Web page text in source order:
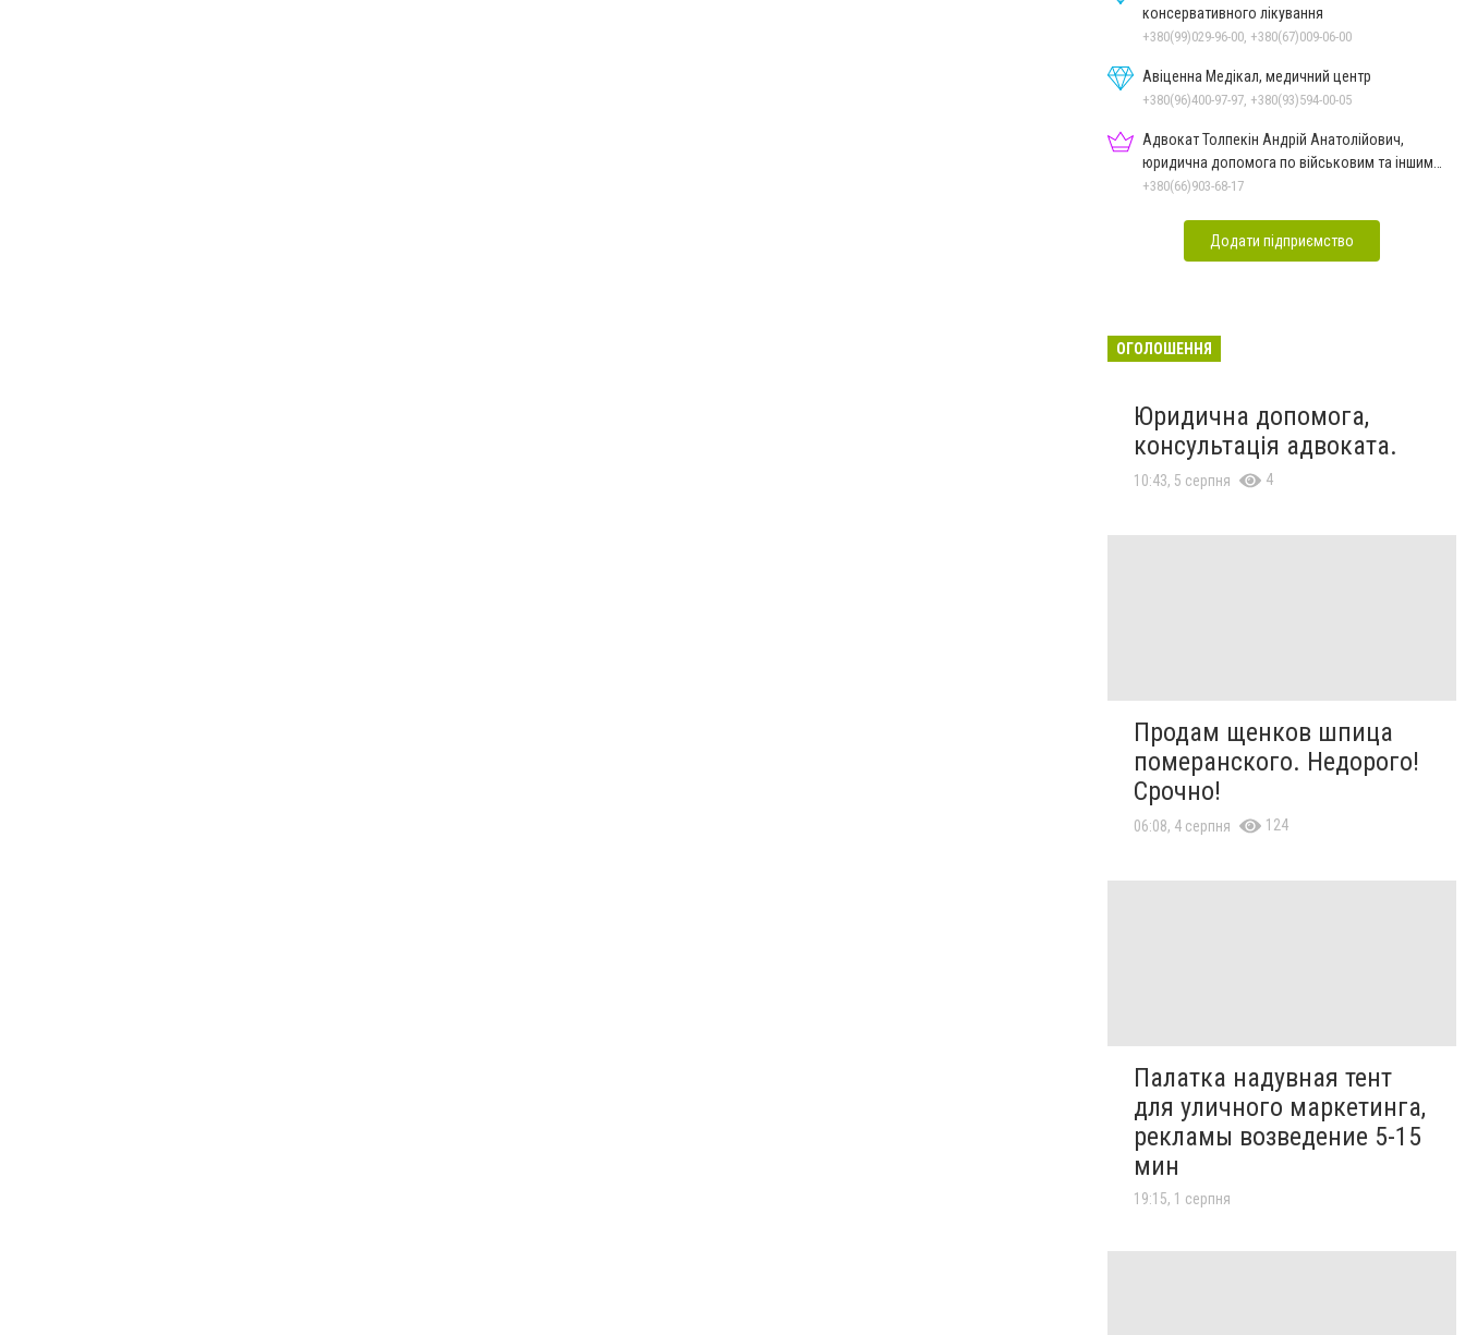
консервативного лікування
+380(99)029-96-00, +380(67)009-06-00
Авіценна Медікал, медичний центр
+380(96)400-97-97, +380(93)594-00-05
Адвокат Толпекін Андрій Анатолійович,
юридична допомога по військовим та іншим
справам
+380(66)903-68-17
Додати підприємство
ОГОЛОШЕННЯ
Юридична допомога,
консультація адвоката.
10:43, 5 серпня 4
Продам щенков шпица
померанского. Недорого!
Срочно!
06:08, 4 серпня 124
Палатка надувная тент
для уличного маркетинга,
рекламы возведение 5-15
мин
19:15, 1 серпня